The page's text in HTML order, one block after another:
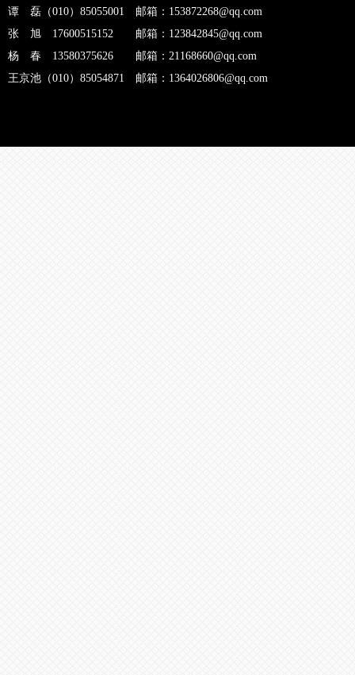
谭 磊（010）85055001 邮箱：153872268@qq.com
张 旭 17600515152 邮箱：123842845@qq.com
杨 春 13580375626 邮箱：21168660@qq.com
王京池（010）85054871 邮箱：1364026806@qq.com